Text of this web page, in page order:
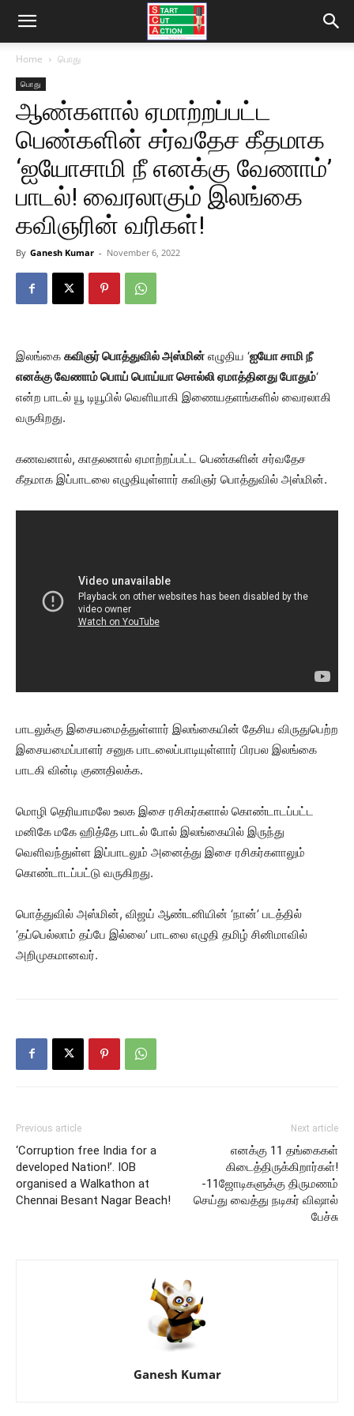
Home பொது
பொது
ஆண்களால் ஏமாற்றப்பட்ட
பெண்களின் சர்வதேச கீதமாக
‘ஐயோசாமி நீ எனக்கு வேணாம்’
பாடல்! வைரலாகும் இலங்கை
கவிஞரின் வரிகள்!
By Ganesh Kumar - November 6, 2022
இலங்கை கவிஞர் பொத்துவில் அஸ்மின் எழுதிய ‘ஐயோ சாமி நீ
எனக்கு வேணாம் பொய் பொய்யா சொல்லி ஏமாத்தினது போதும்‘
என்ற பாடல் யூ டியூபில் வெளியாகி இணையதளங்களில் வைரலாகி
வருகிறது.
கணவனால், காதலனால் ஏமாற்றப்பட்ட பெண்களின் சர்வதேச
கீதமாக இப்பாடலை எழுதியுள்ளார் கவிஞர் பொத்துவில் அஸ்மின்.
பாடலுக்கு இசையமைத்துள்ளார் இலங்கையின் தேசிய விருதுபெற்ற
இசையமைப்பாளர் சனுக பாடலைப்பாடியுள்ளார் பிரபல இலங்கை
பாடகி வின்டி குணதிலக்க.
மொழி தெரியாமலே உலக இசை ரசிகர்களால் கொண்டாடப்பட்ட
மனிகே மகே ஹித்தே பாடல் போல் இலங்கையில் இருந்து
வெளிவந்துள்ள இப்பாடலும் அனைத்து இசை ரசிகர்களாலும்
கொண்டாடப்பட்டு வருகிறது.
பொத்துவில் அஸ்மின், விஜய் ஆண்டனியின் ‘நான்’ படத்தில்
‘தப்பெல்லாம் தப்பே இல்லை’ பாடலை எழுதி தமிழ் சினிமாவில்
அறிமுகமானவர்.
Previous article
‘Corruption free India for a
developed Nation!’. IOB
organised a Walkathon at
Chennai Besant Nagar Beach!
Next article
எனக்கு 11 தங்கைகள்
கிடைத்திருக்கிறார்கள்!
-11ஜோடிகளுக்கு திருமணம்
செய்து வைத்து நடிகர் விஷால்
பேச்சு
Ganesh Kumar